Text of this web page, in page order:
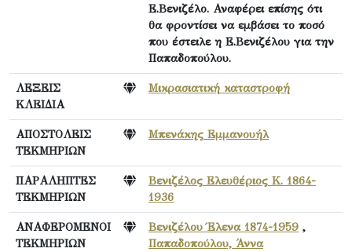
Ε.Βενιζέλο. Αναφέρει επίσης ότι
θα φροντίσει να εμβάσει το ποσό
που έστειλε η Ε.Βενιζέλου για την
Παπαδοπούλου.
ΛΕΞΕΙΣ
ΚΛΕΙΔΙΑ
Μικρασιατική καταστροφή
ΑΠΟΣΤΟΛΕΙΣ
ΤΕΚΜΗΡΙΩΝ
Μπενάκης Εμμανουήλ
ΠΑΡΑΛΗΠΤΕΣ
ΤΕΚΜΗΡΙΩΝ
Βενιζέλος Ελευθέριος Κ. 1864-
1936
ΑΝΑΦΕΡΟΜΕΝΟΙ
ΤΕΚΜΗΡΙΩΝ
Βενιζέλου Έλενα 1874-1959 ,
Παπαδοπούλου, Άννα